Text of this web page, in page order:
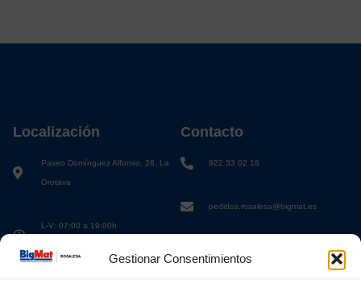
Gestionar Consentimientos
Localización
Paseo Domínguez Alfonso, 26. La
Orotava
L-V: 07:00 a 19:00h
Contacto
922 33 02 18
pedidos.rosalesa@bigmat.es